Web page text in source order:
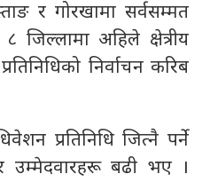
र गोरखामा सर्वसम्मत
जिल्लामा अहिले क्षेत्रीय
निर्वाचन करिब
प्रतिनिधि जित्नै पर्ने
उम्मेदवारहरू बढी भए ।